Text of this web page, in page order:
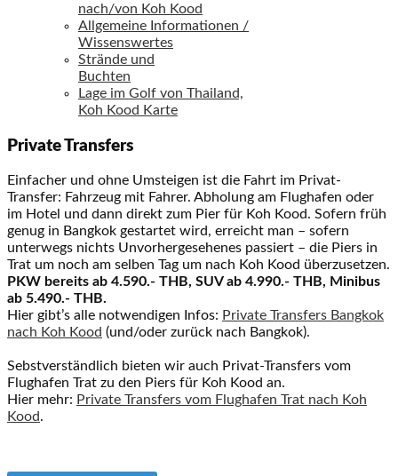
nach/von Koh Kood
Allgemeine Informationen /
Wissenswertes
Strände und
Buchten
Lage im Golf von Thailand,
Koh Kood Karte
Private Transfers
Einfacher und ohne Umsteigen ist die Fahrt im Privat-
Transfer: Fahrzeug mit Fahrer. Abholung am Flughafen oder
im Hotel und dann direkt zum Pier für Koh Kood. Sofern früh
genug in Bangkok gestartet wird, erreicht man – sofern
unterwegs nichts Unvorhergesehenes passiert – die Piers in
Trat um noch am selben Tag um nach Koh Kood überzusetzen.
PKW bereits ab 4.590.- THB, SUV ab 4.990.- THB, Minibus
ab 5.490.- THB.
Hier gibt’s alle notwendigen Infos: Private Transfers Bangkok
nach Koh Kood (und/oder zurück nach Bangkok).
Sebstverständlich bieten wir auch Privat-Transfers vom
Flughafen Trat zu den Piers für Koh Kood an.
Hier mehr: Private Transfers vom Flughafen Trat nach Koh
Kood.